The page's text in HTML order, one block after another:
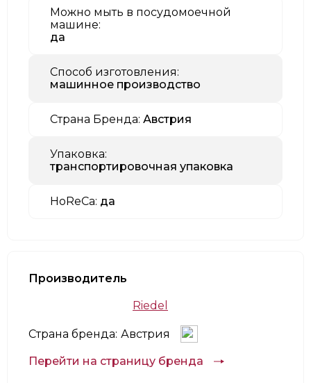
Можно мыть в посудомоечной
машине:
да
Способ изготовления:
машинное производство
Страна Бренда: Австрия
Упаковка:
транспортировочная упаковка
HoReCa: да
Производитель
Riedel
Страна бренда: Австрия
Перейти на страницу бренда